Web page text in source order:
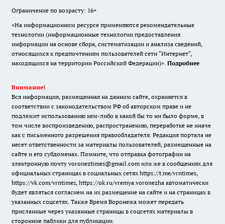
Ограничение по возрасту: 16+
«На информационном ресурсе применяются рекомендательные
технологии (информационные технологии предоставления
информации на основе сбора, систематизации и анализа сведений,
относящихся к предпочтениям пользователей сети "Интернет",
находящихся на территории Российской Федерации)». Подробнее
Внимание!
Вся информация, размещенная на данном сайте, охраняется в
соответствии с законодательством РФ об авторском праве и не
подлежит использованию кем-либо в какой бы то ни было форме, в
том числе воспроизведению, распространению, переработке не иначе
как с письменного разрешения правообладателя. Редакция портала не
несет ответственности за материалы пользователей, размещенные на
сайте и его субдоменах. Помните, что отправка фотографии на
электронную почту voroneztimes@gmail.com или же в сообщениях для
официальных страницах в социальных сетях https://t.me/vrntimes,
https://vk.com/vrntimes, https://ok.ru/vremya.voronezha автоматически
будет являться согласием на их размещение на сайте и на страницах в
указанных соцсетях. Также Время Воронежа может передать
присланные через указанные страницы в соцсетях материалы в
сторонние паблики для публикации.